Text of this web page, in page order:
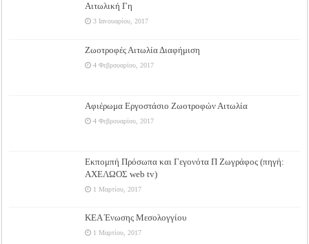
Αιτωλική Γη
3 Ιανουαρίου, 2017
Ζωοτροφές Αιτωλία Διαφήμιση
4 Φεβρουαρίου, 2017
Αφιέρωμα Εργοστάσιο Ζωοτροφών Αιτωλία
4 Φεβρουαρίου, 2017
Εκπομπή Πρόσωπα και Γεγονότα Π Ζωγράφος (πηγή:
ΑΧΕΛΩΟΣ web tv)
1 Μαρτίου, 2017
ΚΕΑ Ένωσης Μεσολογγίου
1 Μαρτίου, 2017